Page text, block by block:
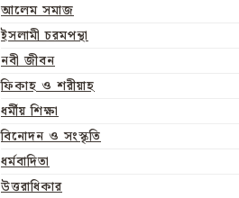
আলেম সমাজ
ইসলামী চরমপন্থা
নবী জীবন
ফিকাহ ও শরীয়াহ
ধর্মীয় শিক্ষা
বিনোদন ও সংস্কৃতি
ধর্মবাদিতা
উত্তরাধিকার